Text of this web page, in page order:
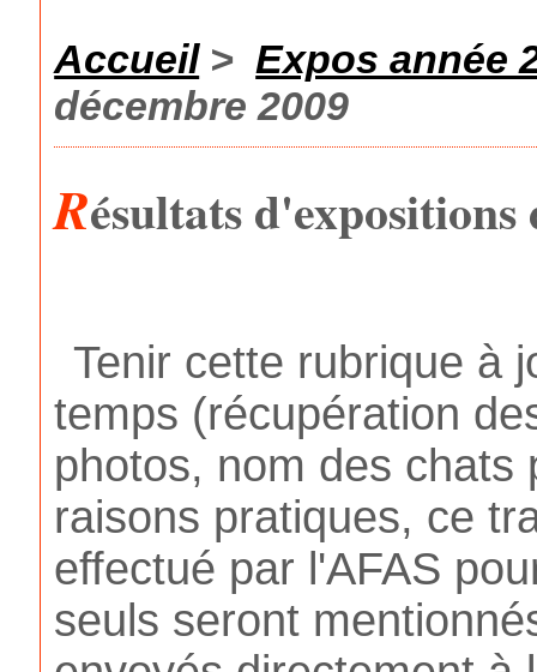
Accueil>Expos année
décembre 2009
Résultats d'expositions
Tenir cette rubrique à
temps (récupération
photos, nom des chats
raisons pratiques, ce
effectué par l'AFAS
seuls seront